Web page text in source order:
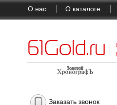
О нас О каталоге
Заказать звонок